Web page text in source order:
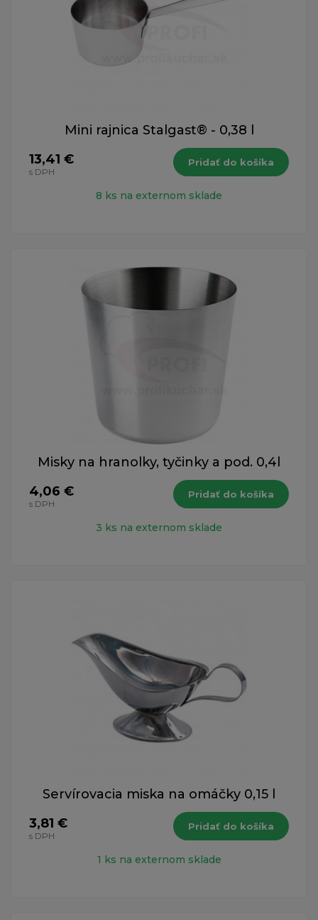
Mini rajnica Stalgast® - 0,38 l
13,41 €
s DPH
Pridať do košíka
8 ks na externom sklade
Misky na hranolky, tyčinky a pod. 0,4l
4,06 €
s DPH
Pridať do košíka
3 ks na externom sklade
Servírovacia miska na omáčky 0,15 l
3,81 €
s DPH
Pridať do košíka
1 ks na externom sklade